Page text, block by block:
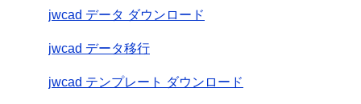
jwcad データ ダウンロード
jwcad データ移行
jwcad テンプレート ダウンロード